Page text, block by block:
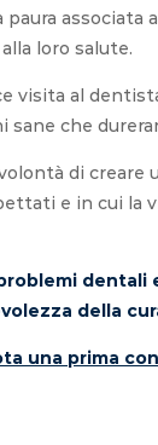
associata
loro salute.
visita al
sane che
di
e in cui la
dentali
della
una prima